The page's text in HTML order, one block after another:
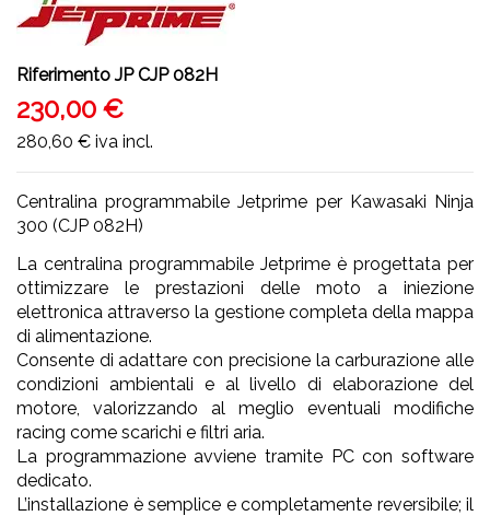
Riferimento JP CJP 082H
230,00 €
280,60 € iva incl.
Centralina programmabile Jetprime per Kawasaki Ninja
300 (CJP 082H)
La centralina programmabile Jetprime è progettata per
ottimizzare le prestazioni delle moto a iniezione
elettronica attraverso la gestione completa della mappa
di alimentazione.
Consente di adattare con precisione la carburazione alle
condizioni ambientali e al livello di elaborazione del
motore, valorizzando al meglio eventuali modifiche
racing come scarichi e filtri aria.
La programmazione avviene tramite PC con software
dedicato.
L’installazione è semplice e completamente reversibile; il